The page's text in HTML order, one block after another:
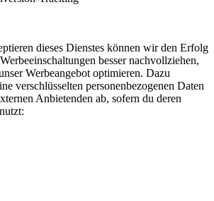
dieses Dienstes können wir den Erfolg
besser nachvollziehen,
Werbeangebot optimieren. Dazu
verschlüsselten personenbezogenen Daten
Anbietenden ab, sofern du deren